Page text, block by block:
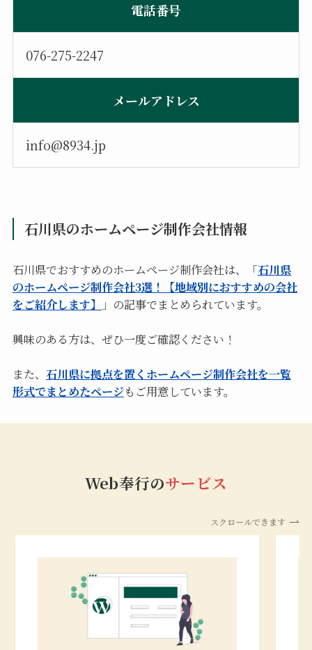
電話番号
076-275-2247
メールアドレス
info@8934.jp
石川県のホームページ制作会社情報
石川県でおすすめのホームページ制作会社は、「石川県
のホームページ制作会社3選！【地域別におすすめの会社
をご紹介します】
」の記事でまとめられています。
興味のある方は、ぜひ一度ご確認ください！
また、 石川県に拠点を置くホームページ制作会社を一覧
形式でまとめたページもご用意しています。
Web奉行のサービス
スクロールできます